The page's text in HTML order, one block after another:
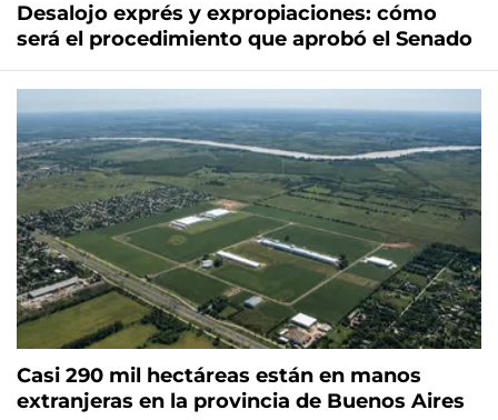
Desalojo exprés y expropiaciones: cómo
será el procedimiento que aprobó el Senado
Casi 290 mil hectáreas están en manos
extranjeras en la provincia de Buenos Aires